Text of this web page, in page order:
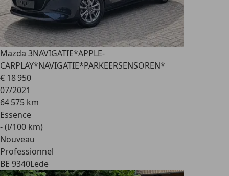
Mazda 3NAVIGATIE*APPLE-
CARPLAY*NAVIGATIE*PARKEERSENSOREN*
€ 18 950
07/2021
64 575 km
Essence
- (l/100 km)
Nouveau
Professionnel
BE 9340Lede